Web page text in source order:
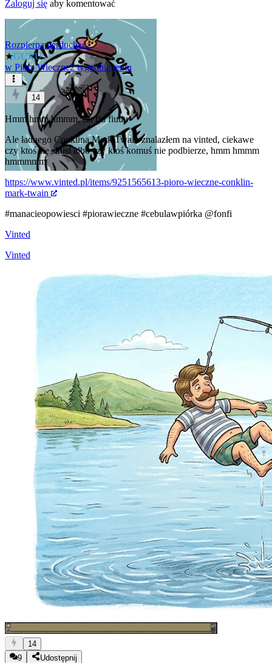
Zaloguj się aby komentować
Rozpierpapierduchacz
★GURU
w Pióra Wieczne2 tygodnie temu
14
Hmm hmm hmmm, fiu fiu fiuuu
Ale ładnego Conklina Mark Twain znalazłem na vinted, ciekawe
czy ktoś się skusi albo czy ktoś komuś nie podbierze, hmm hmmm
hmmmmm
https://www.vinted.pl/items/9251565613-pioro-wieczne-conklin-
mark-twain
#manacieopowiesci #piorawieczne #cebulawpiórka @fonfi
Vinted
Vinted
14
9
Udostępnij